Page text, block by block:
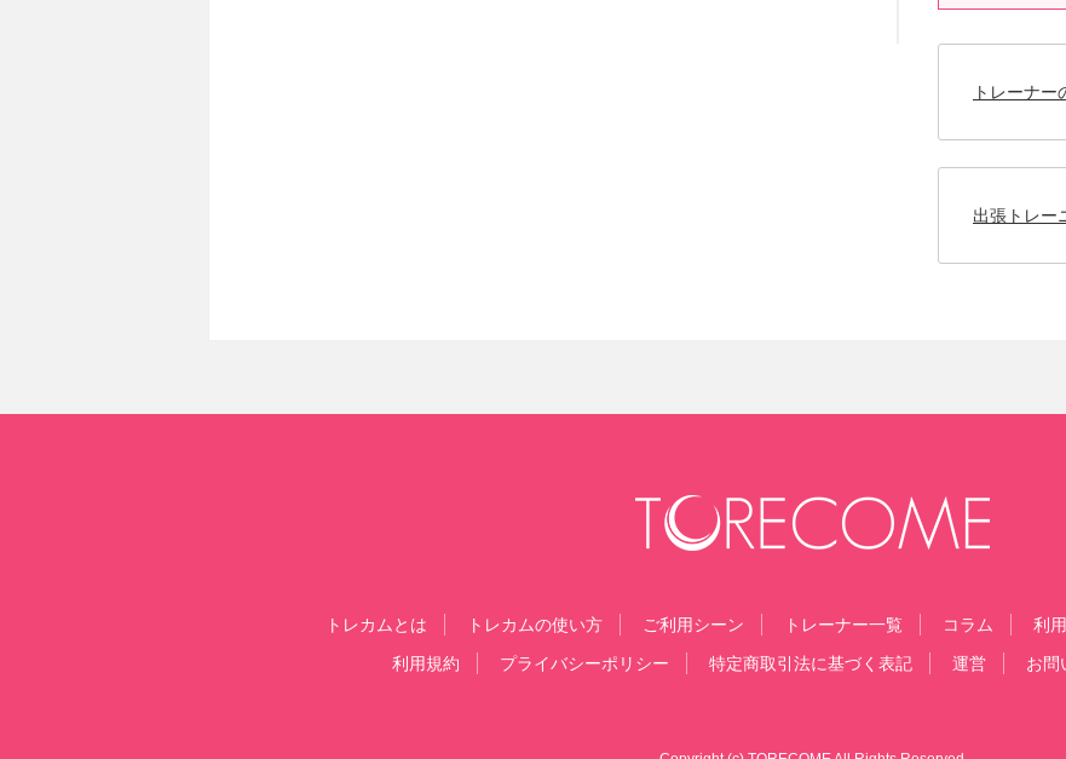
トレーナー
出張トレー
トレカムとは トレカムの使い方 ご利用シーン トレーナー一覧 コラム 利
利用規約
プライバシーポリシー 特定商取引法に基づく表記 運営 お問